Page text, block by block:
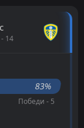
14
83%
Победи - 5